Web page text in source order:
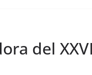
del